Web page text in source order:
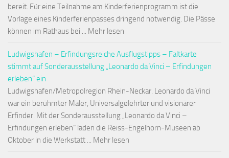
bereit. Für eine Teilnahme am Kinderferienprogramm ist die
Vorlage eines Kinderferienpasses dringend notwendig. Die Pässe
können im Rathaus bei ... Mehr lesen
Ludwigshafen – Erfindungsreiche Ausflugstipps – Faltkarte
stimmt auf Sonderausstellung „Leonardo da Vinci – Erfindungen
erleben“ ein
Ludwigshafen/Metropolregion Rhein-Neckar. Leonardo da Vinci
war ein berühmter Maler, Universalgelehrter und visionärer
Erfinder. Mit der Sonderausstellung „Leonardo da Vinci –
Erfindungen erleben“ laden die Reiss-Engelhorn-Museen ab
Oktober in die Werkstatt ... Mehr lesen